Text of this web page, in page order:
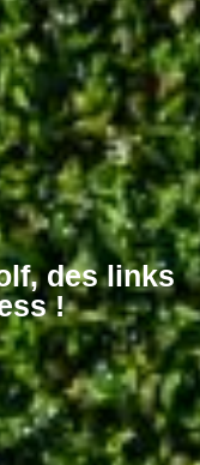
des links
!